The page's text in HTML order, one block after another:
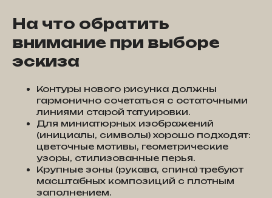
На что обратить
внимание при выборе
эскиза
Контуры нового рисунка должны
гармонично сочетаться с остаточными
линиями старой татуировки.
Для миниатюрных изображений
(инициалы, символы) хорошо подходят:
цветочные мотивы, геометрические
узоры, стилизованные перья.
Крупные зоны (рукава, спина) требуют
масштабных композиций с плотным
заполнением.